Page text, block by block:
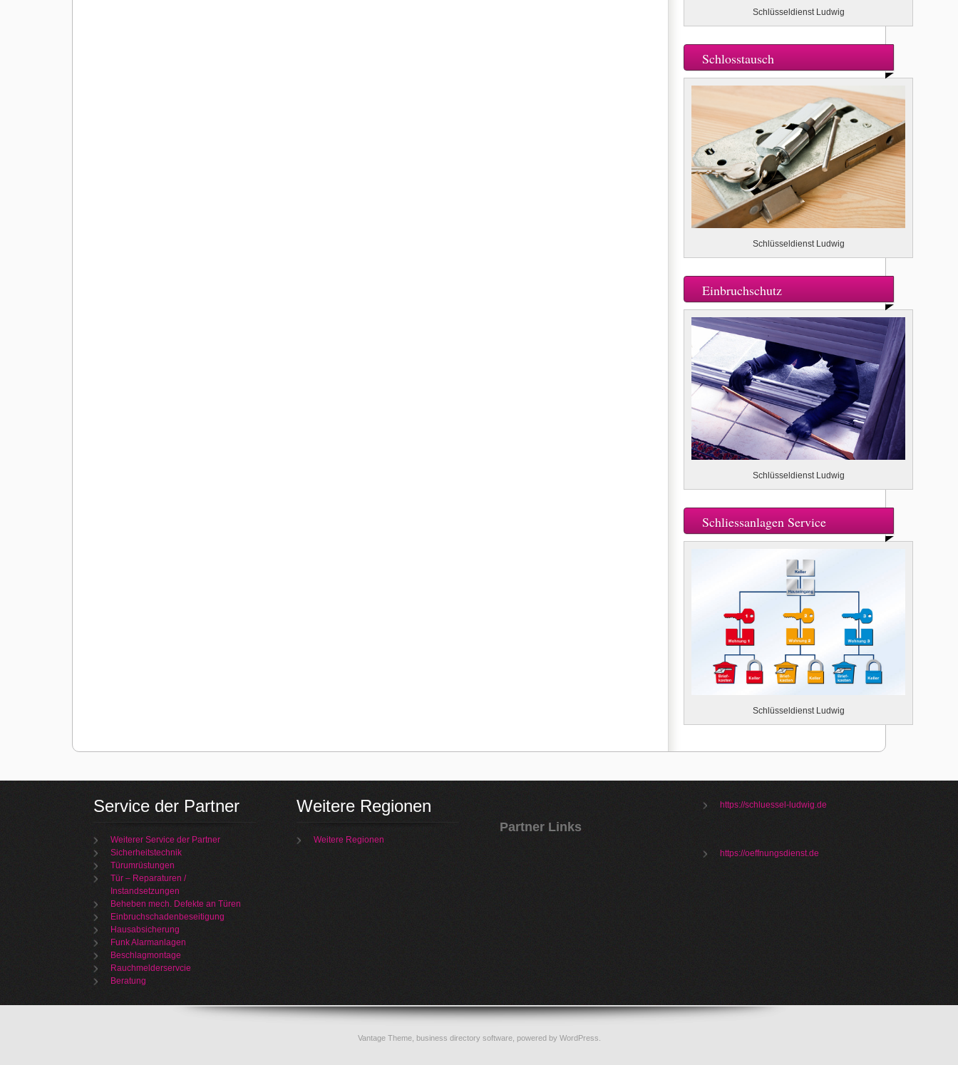
Schlüsseldienst Ludwig
Schlosstausch
Schlüsseldienst Ludwig
Einbruchschutz
Schlüsseldienst Ludwig
Schliessanlagen Service
Schlüsseldienst Ludwig
Service der Partner
Weiterer Service der Partner
Sicherheitstechnik
Türumrüstungen
Tür – Reparaturen /
Instandsetzungen
Beheben mech. Defekte an Türen
Einbruchschadenbeseitigung
Hausabsicherung
Funk Alarmanlagen
Beschlagmontage
Rauchmelderservcie
Beratung
Weitere Regionen
Weitere Regionen
Partner Links
https://schluessel-ludwig.de
https://oeffnungsdienst.de
Vantage Theme, business directory software, powered by WordPress